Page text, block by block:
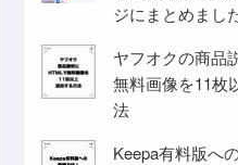
ジにまとめまし
ヤフオクの商品
無料画像を11枚
法
Keepa有料版へ